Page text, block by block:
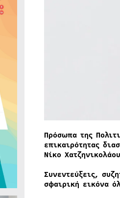
Πρόσωπα της
επικαιρότητας
Νίκο
Συνεντεύξεις,
σφαιρική εικόνα